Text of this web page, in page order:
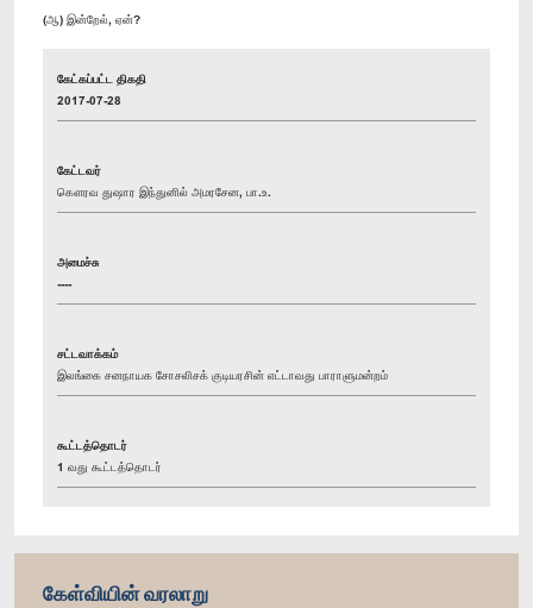
(ஆ) இன்றேல், ஏன்?
கேட்கப்பட்ட திகதி
2017-07-28
கேட்டவர்
கௌரவ துஷார இந்துனில் அமரசேன, பா.உ.
அமைச்சு
----
சட்டவாக்கம்
இலங்கை சனநாயக சோசலிசக் குடியரசின் எட்டாவது பாராளுமன்றம்
கூட்டத்தொடர்
1 வது கூட்டத்தொடர்
கேள்வியின் வரலாறு